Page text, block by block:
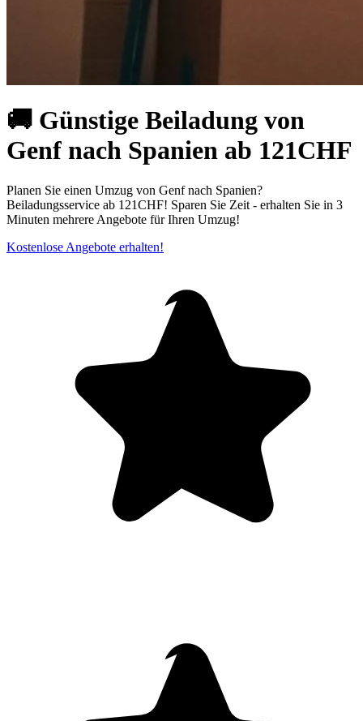
🚚 Günstige Beiladung von
Genf nach Spanien ab 121CHF
Planen Sie einen Umzug von Genf nach Spanien?
Beiladungsservice ab 121CHF! Sparen Sie Zeit - erhalten Sie in 3
Minuten mehrere Angebote für Ihren Umzug!
Kostenlose Angebote erhalten!